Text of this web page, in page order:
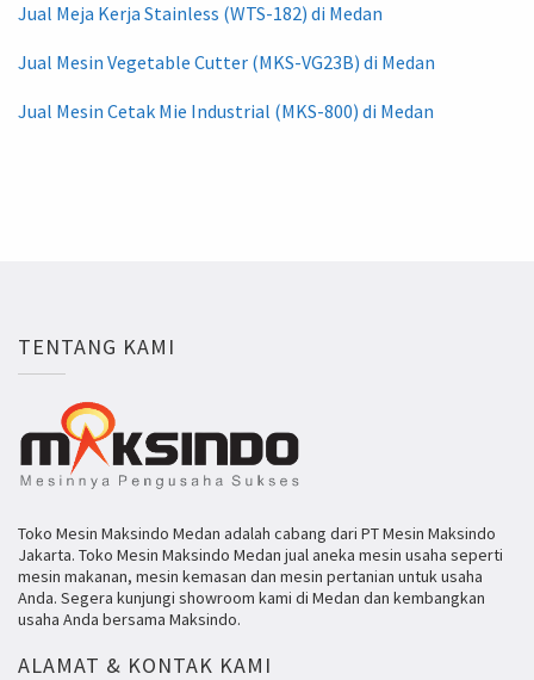
Jual Meja Kerja Stainless (WTS-182) di Medan
Jual Mesin Vegetable Cutter (MKS-VG23B) di Medan
Jual Mesin Cetak Mie Industrial (MKS-800) di Medan
TENTANG KAMI
Toko Mesin Maksindo Medan adalah cabang dari PT Mesin Maksindo
Jakarta. Toko Mesin Maksindo Medan jual aneka mesin usaha seperti
mesin makanan, mesin kemasan dan mesin pertanian untuk usaha
Anda. Segera kunjungi showroom kami di Medan dan kembangkan
usaha Anda bersama Maksindo.
ALAMAT & KONTAK KAMI